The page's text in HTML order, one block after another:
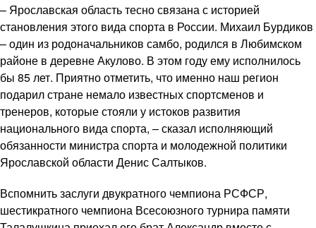
– Ярославская область тесно связана с историей
становления этого вида спорта в России. Михаил Бурдиков
– один из родоначальников самбо, родился в Любимском
районе в деревне Акулово. В этом году ему исполнилось
бы 85 лет. Приятно отметить, что именно наш регион
подарил стране немало известных спортсменов и
тренеров, которые стояли у истоков развития
национального вида спорта, – сказал исполняющий
обязанности министра спорта и молодежной политики
Ярославской области Денис Салтыков.
Вспомнить заслуги двукратного чемпиона РСФСР,
шестикратного чемпиона Всесоюзного турнира памяти